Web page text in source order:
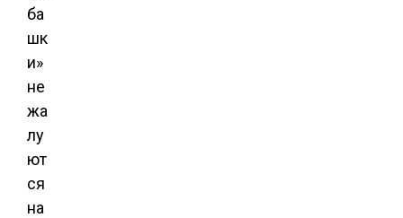
ба
шк
и»
не
жа
лу
ют
ся
на